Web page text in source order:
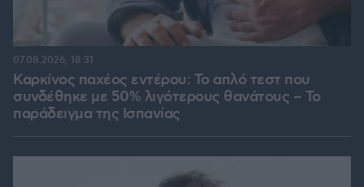
Καρκίνος παχέος εντέρου: Το απλό τεστ που
συνδέθηκε με 50% λιγότερους θανάτους – Το
παράδειγμα της Ισπανίας
07.08.2026, 18:31